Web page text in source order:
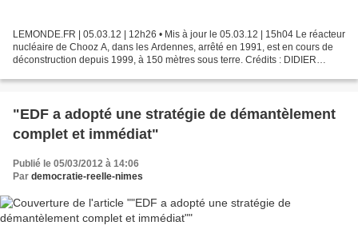
LEMONDE.FR | 05.03.12 | 12h26 • Mis à jour le 05.03.12 | 15h04 Le réacteur
nucléaire de Chooz A, dans les Ardennes, arrêté en 1991, est en cours de
déconstruction depuis 1999, à 150 mètres sous terre. Crédits : DIDIER
"EDF a adopté une stratégie de démantèlement
complet et immédiat"
Publié le 05/03/2012 à 14:06
Par democratie-reelle-nimes